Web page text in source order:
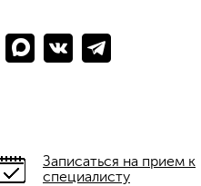
Записаться на прием к
специалисту